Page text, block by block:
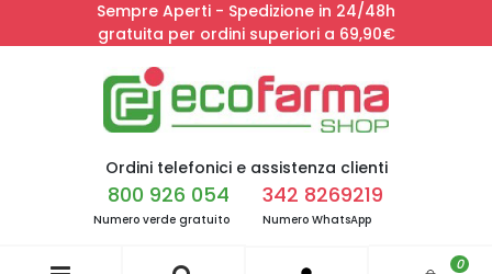
Sempre Aperti - Spedizione in 24/48h
gratuita per ordini superiori a 69,90€
Ordini telefonici e assistenza clienti
800 926 054
Numero verde gratuito
342 8269219
Numero WhatsApp
0